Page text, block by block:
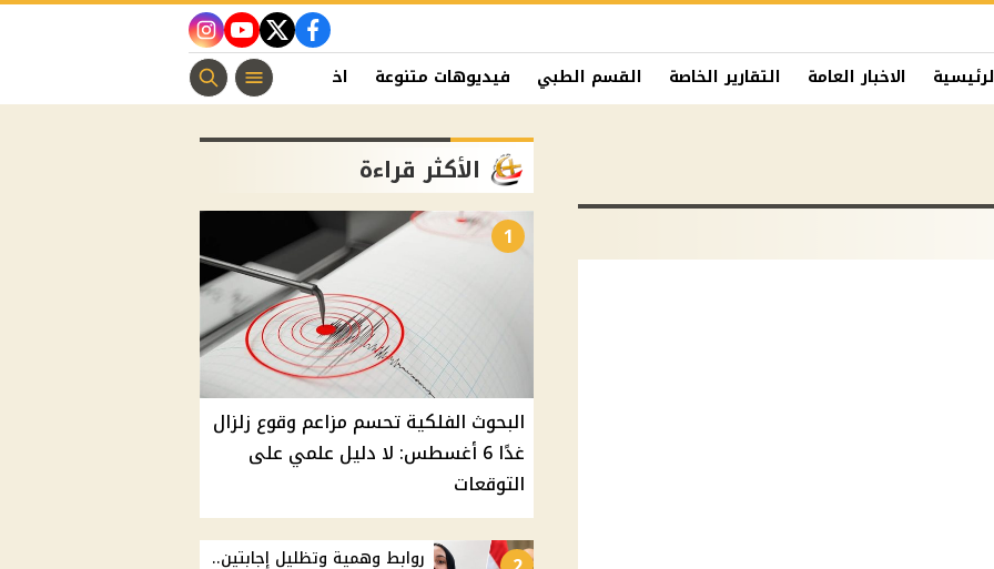
facebook
twitter
youtube
instagram
الاخبار العامة التقارير الخاصة القسم الطبي فيديوهات متنوعة اخبار الفن منوعات مسيحية
الأكثر قراءة
1
البحوث الفلكية تحسم مزاعم وقوع زلزال
غدًا 6 أغسطس: لا دليل علمي على
التوقعات
روابط وهمية وتظليل إجابتين..